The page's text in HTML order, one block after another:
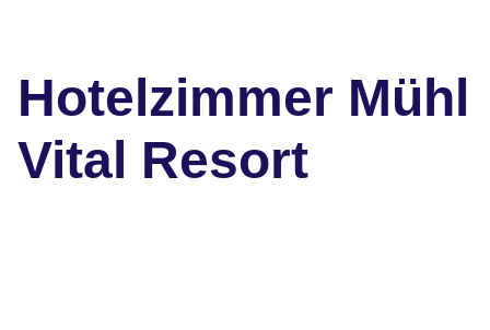
Hotelzimmer Mühl
Vital Resort